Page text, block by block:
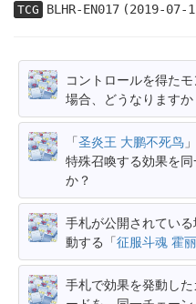
TCG BLHR-EN017(2019-07-
コントロールを得た
場合、どうなりますか
「圣炎王 大鹏不死鸟
特殊召喚する効果を
か？
手札が公開されてい
動する「征服斗魂 霍
手札で効果を発動し